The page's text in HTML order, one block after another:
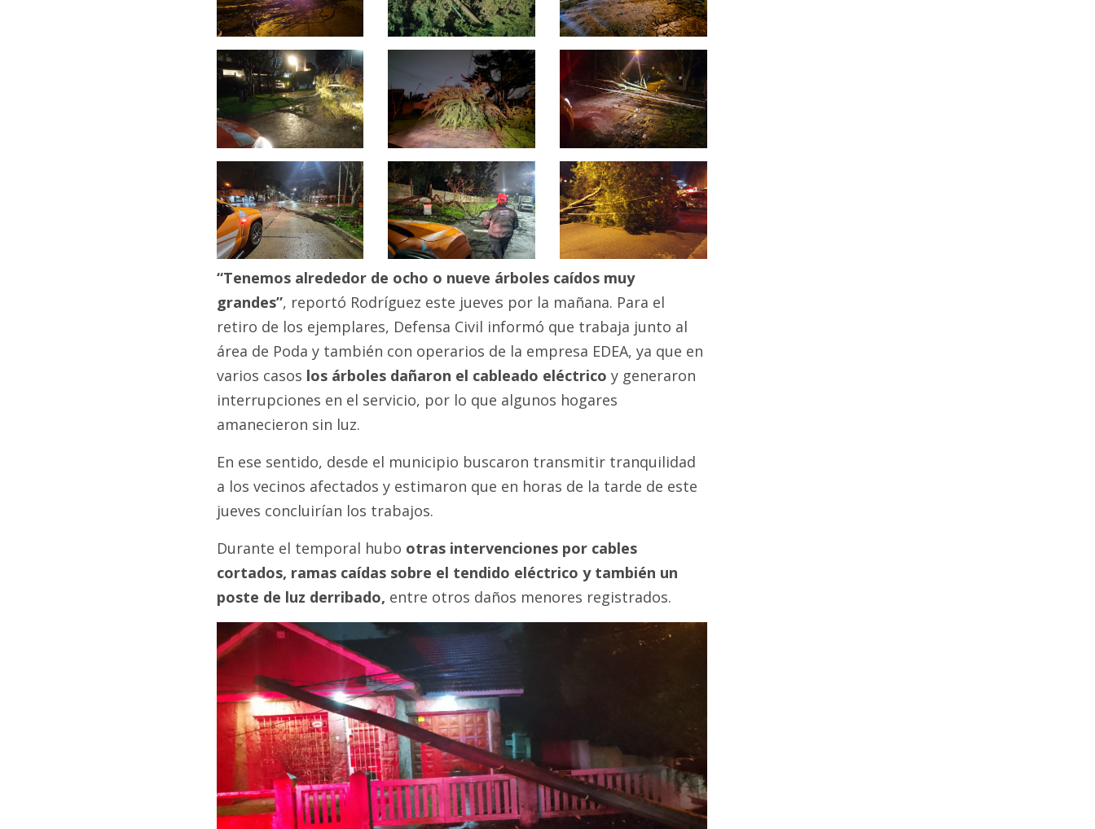
“Tenemos alrededor de ocho o nueve árboles caídos muy
grandes”, reportó Rodríguez este jueves por la mañana. Para el
retiro de los ejemplares, Defensa Civil informó que trabaja junto al
área de Poda y también con operarios de la empresa EDEA, ya que en
varios casos los árboles dañaron el cableado eléctrico y generaron
interrupciones en el servicio, por lo que algunos hogares
amanecieron sin luz.
En ese sentido, desde el municipio buscaron transmitir tranquilidad
a los vecinos afectados y estimaron que en horas de la tarde de este
jueves concluirían los trabajos.
Durante el temporal hubo otras intervenciones por cables
cortados, ramas caídas sobre el tendido eléctrico y también un
poste de luz derribado, entre otros daños menores registrados.